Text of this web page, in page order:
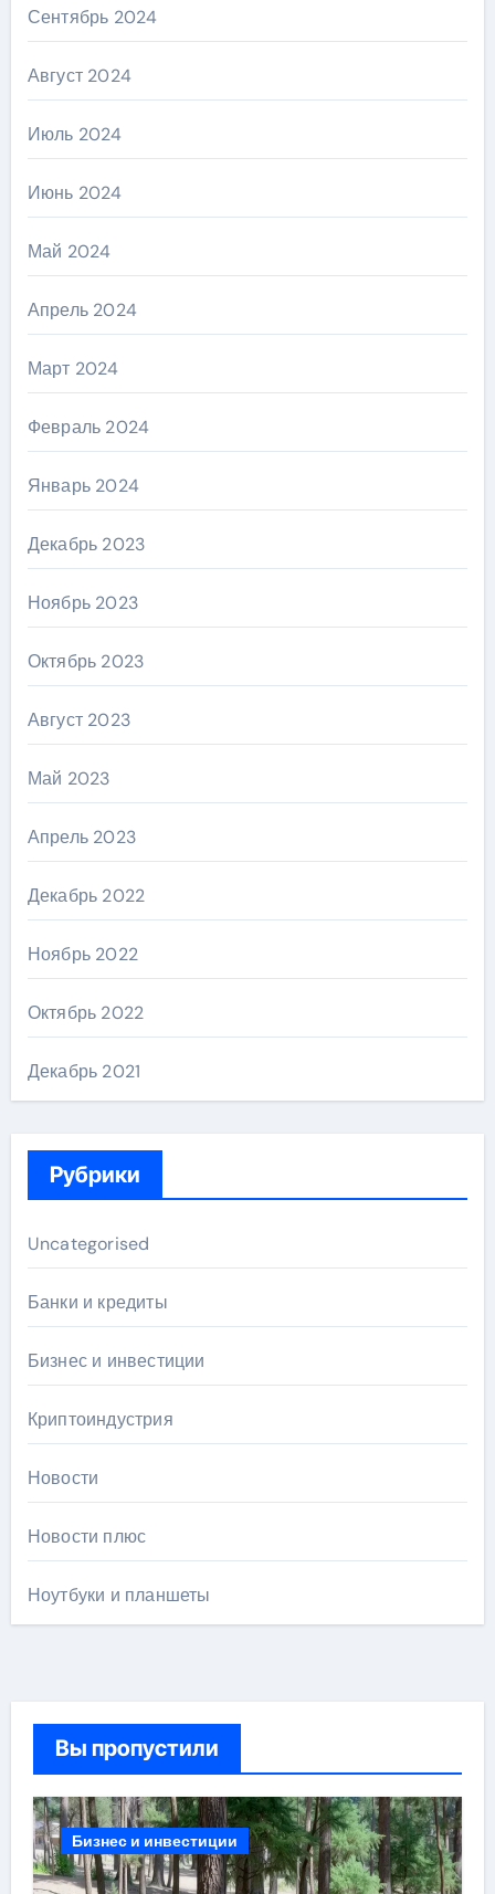
Сентябрь 2024
Август 2024
Июль 2024
Июнь 2024
Май 2024
Апрель 2024
Март 2024
Февраль 2024
Январь 2024
Декабрь 2023
Ноябрь 2023
Октябрь 2023
Август 2023
Май 2023
Апрель 2023
Декабрь 2022
Ноябрь 2022
Октябрь 2022
Декабрь 2021
Рубрики
Uncategorised
Банки и кредиты
Бизнес и инвестиции
Криптоиндустрия
Новости
Новости плюс
Ноутбуки и планшеты
Вы пропустили
Бизнес и инвестиции